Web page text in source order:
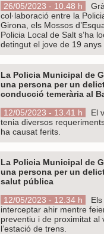
26/05/2023 - 10.48 h
col·laboració entre la
Girona, els Mossos
Policia Local de Salt s’ha
detingut el jove de 19 anys
La Policia Municipal de
una persona per un
conducció temerària al
12/05/2023 - 13.41 h
El
tenia diversos
ha causat ferits.
La Policia Municipal de
una persona per un
salut pública
12/05/2023 - 12.34 h
interceptar ahir mentre
preventiu i de proximitat al
l’estació de trens.